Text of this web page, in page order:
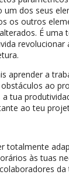
dos seus
os outros
É uma
revolucionar
aprender a
ao
tua
ao teu
totalmente
às tuas
da